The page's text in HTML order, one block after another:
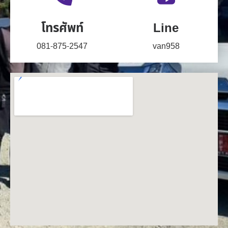
โทรศัพท์
081-875-2547
Line
van958